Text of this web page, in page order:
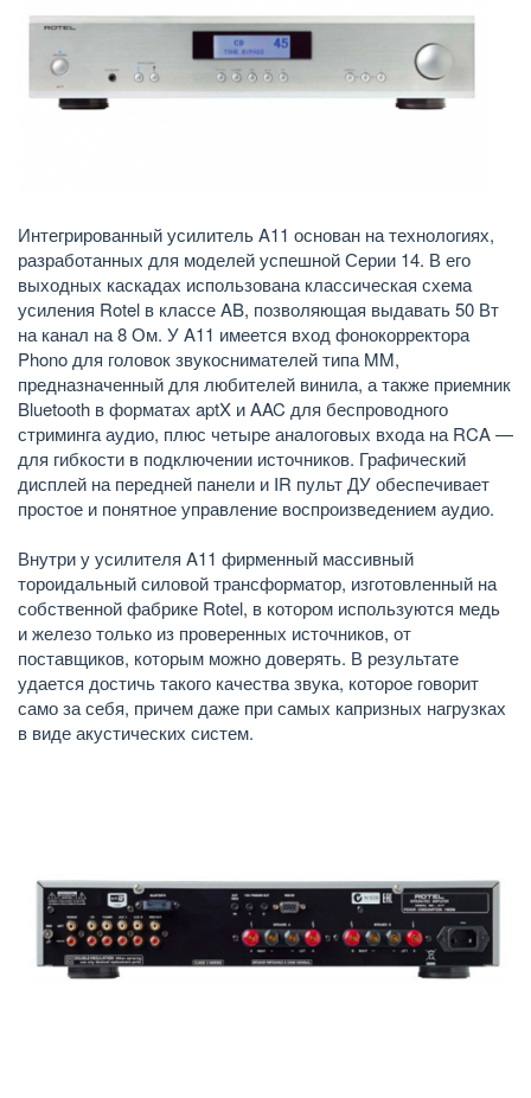
Интегрированный усилитель A11 основан на технологиях,
разработанных для моделей успешной Серии 14. В его
выходных каскадах использована классическая схема
усиления Rotel в классе AB, позволяющая выдавать 50 Вт
на канал на 8 Ом. У A11 имеется вход фонокорректора
Phono для головок звукоснимателей типа MM,
предназначенный для любителей винила, а также приемник
Bluetooth в форматах aptX и AAC для беспроводного
стриминга аудио, плюс четыре аналоговых входа на RCA —
для гибкости в подключении источников. Графический
дисплей на передней панели и IR пульт ДУ обеспечивает
простое и понятное управление воспроизведением аудио.
Внутри у усилителя A11 фирменный массивный
тороидальный силовой трансформатор, изготовленный на
собственной фабрике Rotel, в котором используются медь
и железо только из проверенных источников, от
поставщиков, которым можно доверять. В результате
удается достичь такого качества звука, которое говорит
само за себя, причем даже при самых капризных нагрузках
в виде акустических систем.